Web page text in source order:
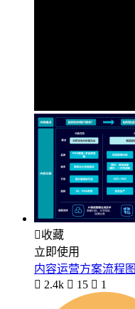
收藏
立即使用
内容运营方案流程图
 2.4k  15  1